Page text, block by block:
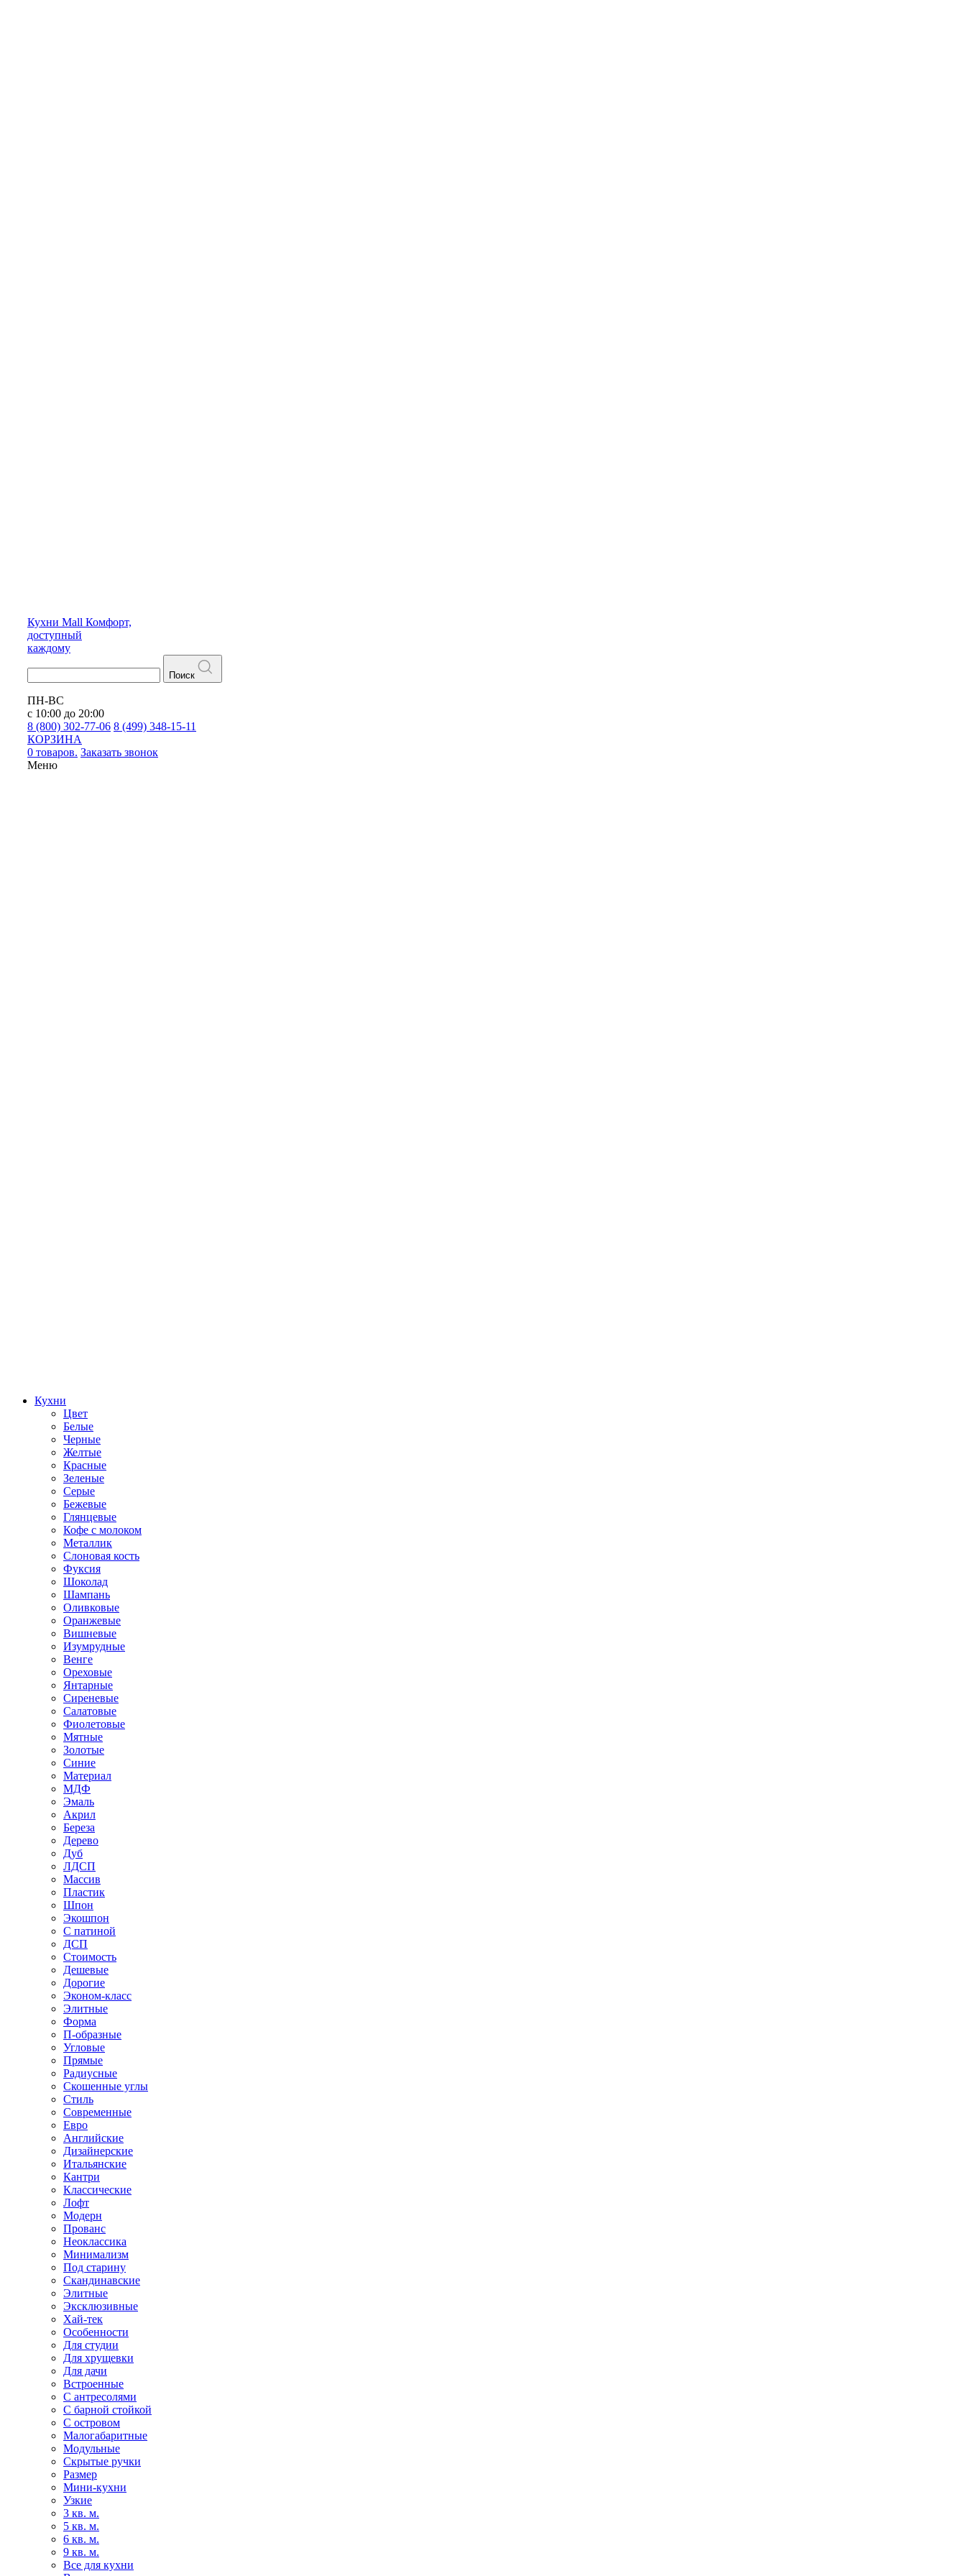
Кухни Mall Комфорт,
доступный
каждому
Поиск
ПН-ВС
с 10:00 до 20:00
8 (800) 302-77-06 8 (499) 348-15-11
КОРЗИНА
0 товаров. Заказать звонок
Меню
Кухни
Цвет
Белые
Черные
Желтые
Красные
Зеленые
Серые
Бежевые
Глянцевые
Кофе с молоком
Металлик
Слоновая кость
Фуксия
Шоколад
Шампань
Оливковые
Оранжевые
Вишневые
Изумрудные
Венге
Ореховые
Янтарные
Сиреневые
Салатовые
Фиолетовые
Мятные
Золотые
Синие
Материал
МДФ
Эмаль
Акрил
Береза
Дерево
Дуб
ЛДСП
Массив
Пластик
Шпон
Экошпон
С патиной
ДСП
Стоимость
Дешевые
Дорогие
Эконом-класс
Элитные
Форма
П-образные
Угловые
Прямые
Радиусные
Скошенные углы
Стиль
Современные
Евро
Английские
Дизайнерские
Итальянские
Кантри
Классические
Лофт
Модерн
Прованс
Неоклассика
Минимализм
Под старину
Скандинавские
Элитные
Эксклюзивные
Хай-тек
Особенности
Для студии
Для хрущевки
Для дачи
Встроенные
С антресолями
С барной стойкой
С островом
Малогабаритные
Модульные
Скрытые ручки
Размер
Мини-кухни
Узкие
3 кв. м.
5 кв. м.
6 кв. м.
9 кв. м.
Все для кухни